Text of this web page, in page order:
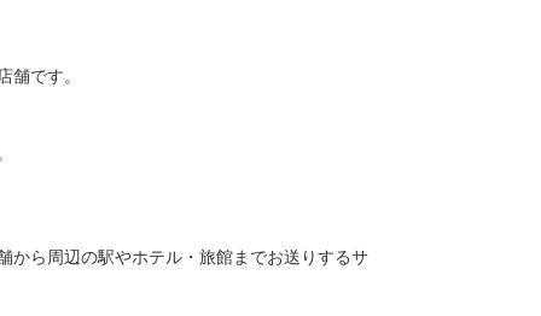
舗です。
から周辺の駅やホテル・旅館までお送りするサ